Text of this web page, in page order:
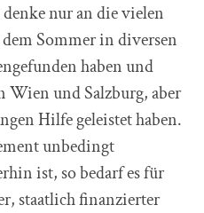
nur an die vielen
Sommer in diversen
haben und
Wien und Salzburg, aber
Hilfe geleistet haben.
unbedingt
ist, so bedarf es für
staatlich finanzierter